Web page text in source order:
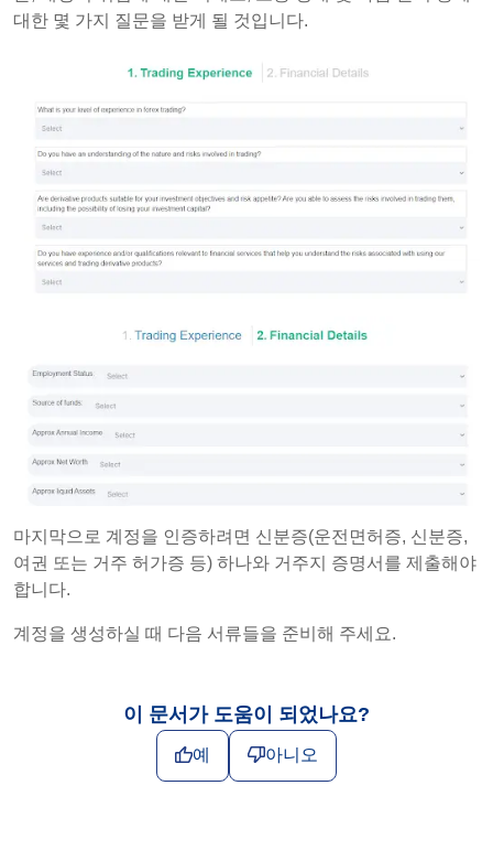
대한 몇 가지 질문을 받게 될 것입니다.
마지막으로 계정을 인증하려면 신분증(운전면허증, 신분증,
여권 또는 거주 허가증 등) 하나와 거주지 증명서를 제출해야
합니다.
계정을 생성하실 때 다음 서류들을 준비해 주세요.
이 문서가 도움이 되었나요?
예 아니오